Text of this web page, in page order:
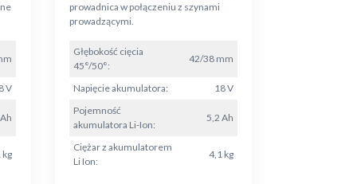
V
kg
prowadnica w połączeniu z szynami
prowadzącymi.
Głębokość cięcia
45°/50°:
42/38 mm
Napięcie akumulatora:
18 V
Pojemność
akumulatora Li-Ion:
5,2 Ah
Ciężar z akumulatorem
Li Ion:
4,1 kg